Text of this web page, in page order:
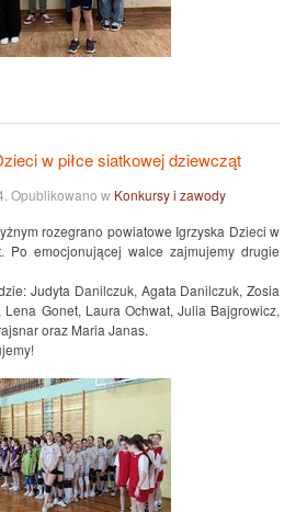
w piłce siatkowej dziewcząt
. Opublikowano w Konkursy i zawody
rozegrano powiatowe Igrzyska Dzieci w
Po emocjonującej walce zajmujemy drugie
Judyta Danilczuk, Agata Danilczuk, Zosia
Lena Gonet, Laura Ochwat, Julia Bajgrowicz,
oraz Maria Janas.